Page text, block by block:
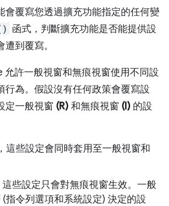
會覆寫您透過擴充功能指定的任何變
函式，判斷擴充功能是否能提供設
到覆寫。
許一般視窗和無痕視窗使用不同設
行為。假設沒有任何政策會覆寫設
定一般視窗 (R) 和無痕視窗 (I) 的設
，這些設定會同時套用至一般視窗和
這些設定只會對無痕視窗生效。一般
指令列選項和系統設定) 決定的設